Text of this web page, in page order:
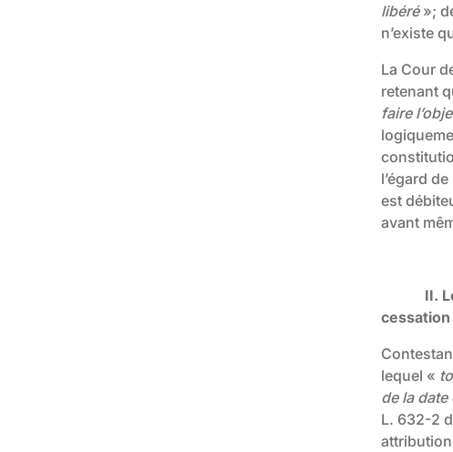
libéré»;
n’existe
La Cour
retenant
faire
l’égard
est
avant
II.
lequel «
de la
L. 632-2